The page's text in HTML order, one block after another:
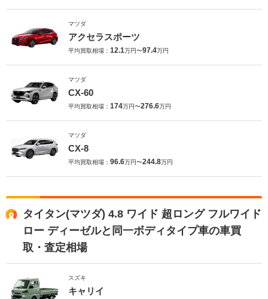
マツダ
アクセラスポーツ
平均買取相場： 12.1万円〜97.4万円
マツダ
CX-60
平均買取相場： 174万円〜276.6万円
マツダ
CX-8
平均買取相場： 96.6万円〜244.8万円
タイタン(マツダ) 4.8 ワイド 超ロング フルワイド
ロー ディーゼルと同一ボディタイプ車の車買
取・査定相場
スズキ
キャリイ